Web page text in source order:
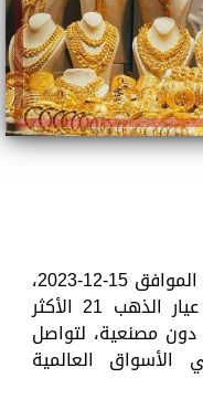
سجّلت أسعار الذهب اليوم، الجمعة الموافق 15-12-2023،
حالة من التذبذب، حيث بلغ سعر عيار الذهب 21 الأكثر
وذلك دون مصنعية، لتواصل
العالمية